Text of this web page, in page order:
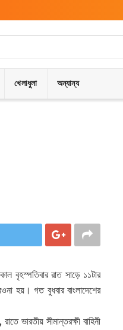
খেলাধুলা অন্যান্য
বৃহস্পতিবার রাত সাড়ে ১১টার
হয়। গত বুধবার বাংলাদেশের
ভারতীয় সীমান্তরক্ষী বাহিনী